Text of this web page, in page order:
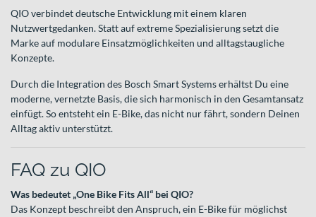
QIO verbindet deutsche Entwicklung mit einem klaren
Nutzwertgedanken. Statt auf extreme Spezialisierung setzt die
Marke auf modulare Einsatzmöglichkeiten und alltagstaugliche
Konzepte.
Durch die Integration des Bosch Smart Systems erhältst Du eine
moderne, vernetzte Basis, die sich harmonisch in den Gesamtansatz
einfügt. So entsteht ein E-Bike, das nicht nur fährt, sondern Deinen
Alltag aktiv unterstützt.
FAQ zu QIO
Was bedeutet „One Bike Fits All“ bei QIO?
Das Konzept beschreibt den Anspruch, ein E-Bike für möglichst